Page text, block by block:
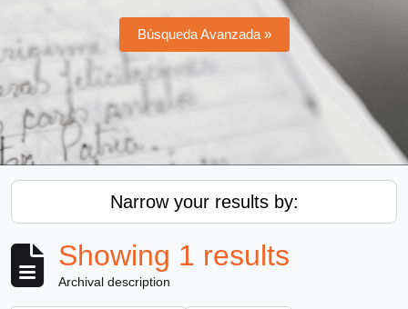
Búsqueda Avanzada »
Narrow your results by:
Showing 1 results
Archival description